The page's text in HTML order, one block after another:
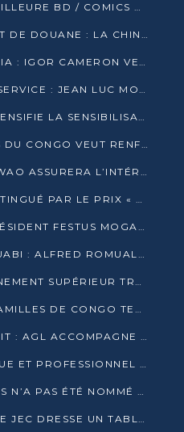
NEA ÉDITIONS SACRÉE MEILLEURE BD / COMICS D’AFRIQUE AU KENYA
(MULTIMÉDIA) ZÉRO DROIT DE DOUANE : LA CHINE ET L’AFRIQUE VERS UNE PROXIMITÉ SANS PRÉCÉDENT (PAPIER GÉNÉRAL)
LANGUES NATIONALES ET IA : IGOR CAMERON VEUT ARRIMER LA STRATÉGIE IA À LA LOI SUR LA RECHERCHE
CERTIFICAT DE PRISE DE SERVICE : JEAN LUC MOUTHOU DÉMENT UNE « FAKE NEWS »
CHOLÉRA : LE CONGO INTENSIFIE LA SENSIBILISATION AU MARCHÉ DE TALANGAÏ
L’ORDRE DES INGÉNIEURS DU CONGO VEUT RENFORCER L’ÉTHIQUE ET LA CRÉDIBILITÉ DE LA PROFESSION
COSERCO : VALENTIN BOWAO ASSURERA L’INTÉRIM À LA TÊTE DU BUREAU EXÉCUTIF NATIONAL
MAMADI DOUMBOUYA DISTINGUÉ PAR LE PRIX « SUPER GRAND BÂTISSEUR BABACAR N’DIAYE »
BOTSWANA : L’ANCIEN PRÉSIDENT FESTUS MOGAE EST MORT À 86 ANS
UNIVERSITÉ MARIEN NGOUABI : ALFRED ROMUALD NGUYA POATY SOUTIENT UNE THÈSE SUR LE PARADOXE DE LA CROISSANCE EN ZONE CEMAC
LA MINISTRE DE L’ENSEIGNEMENT SUPÉRIEUR TRACE SA FEUILLE DE ROUTE
RENATURA ÉVEILLE LES FAMILLES DE CONGO TERMINAL À LA PROTECTION DE L’ENVIRONNEMENT
TRANSPORT HORS GABARIT : AGL ACCOMPAGNE LE DÉVELOPPEMENT DU SECTEUR BRASSICOLE AU CONGO
BACCALAURÉAT TECHNIQUE ET PROFESSIONNEL : 16 352 CANDIDATS LANCÉS DANS LES ÉPREUVES D’EPS
FAUX, OMAR JUNIOR DENIS N’A PAS ÉTÉ NOMMÉ AIDE DE CAMP ADJOINT DE DENIS SASSOU NGUESSO
LIBERTÉ DE LA PRESSE : LE JEC DRESSE UN TABLEAU PRÉOCCUPANT AU CONGO